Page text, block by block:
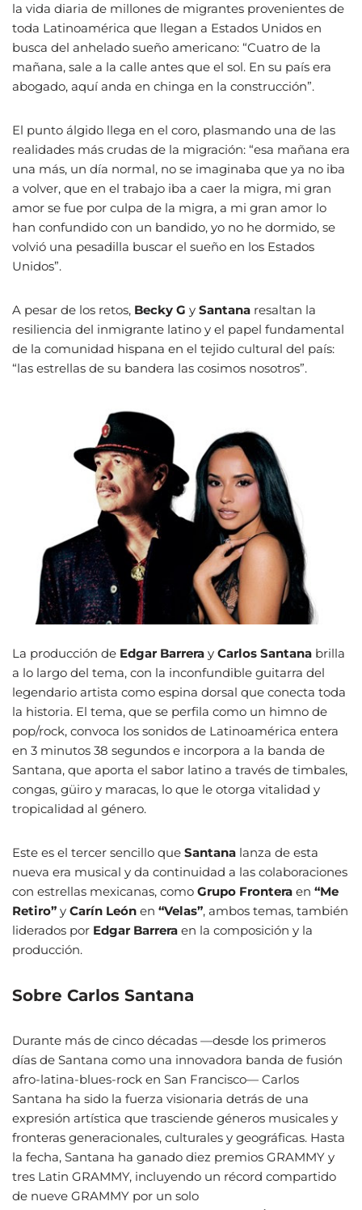
la vida diaria de millones de migrantes provenientes de
toda Latinoamérica que llegan a Estados Unidos en
busca del anhelado sueño americano: “Cuatro de la
mañana, sale a la calle antes que el sol. En su país era
abogado, aquí anda en chinga en la construcción”.
El punto álgido llega en el coro, plasmando una de las
realidades más crudas de la migración: “esa mañana era
una más, un día normal, no se imaginaba que ya no iba
a volver, que en el trabajo iba a caer la migra, mi gran
amor se fue por culpa de la migra, a mi gran amor lo
han confundido con un bandido, yo no he dormido, se
volvió una pesadilla buscar el sueño en los Estados
Unidos”.
A pesar de los retos, Becky G y Santana resaltan la
resiliencia del inmigrante latino y el papel fundamental
de la comunidad hispana en el tejido cultural del país:
“las estrellas de su bandera las cosimos nosotros”.
La producción de Edgar Barrera y Carlos Santana brilla
a lo largo del tema, con la inconfundible guitarra del
legendario artista como espina dorsal que conecta toda
la historia. El tema, que se perfila como un himno de
pop/rock, convoca los sonidos de Latinoamérica entera
en 3 minutos 38 segundos e incorpora a la banda de
Santana, que aporta el sabor latino a través de timbales,
congas, güiro y maracas, lo que le otorga vitalidad y
tropicalidad al género.
Este es el tercer sencillo que Santana lanza de esta
nueva era musical y da continuidad a las colaboraciones
con estrellas mexicanas, como Grupo Frontera en “Me
Retiro” y Carín León en “Velas”, ambos temas, también
liderados por Edgar Barrera en la composición y la
producción.
Sobre Carlos Santana
Durante más de cinco décadas —desde los primeros
días de Santana como una innovadora banda de fusión
afro-latina-blues-rock en San Francisco— Carlos
Santana ha sido la fuerza visionaria detrás de una
expresión artística que trasciende géneros musicales y
fronteras generacionales, culturales y geográficas. Hasta
la fecha, Santana ha ganado diez premios GRAMMY y
tres Latin GRAMMY, incluyendo un récord compartido
de nueve GRAMMY por un solo